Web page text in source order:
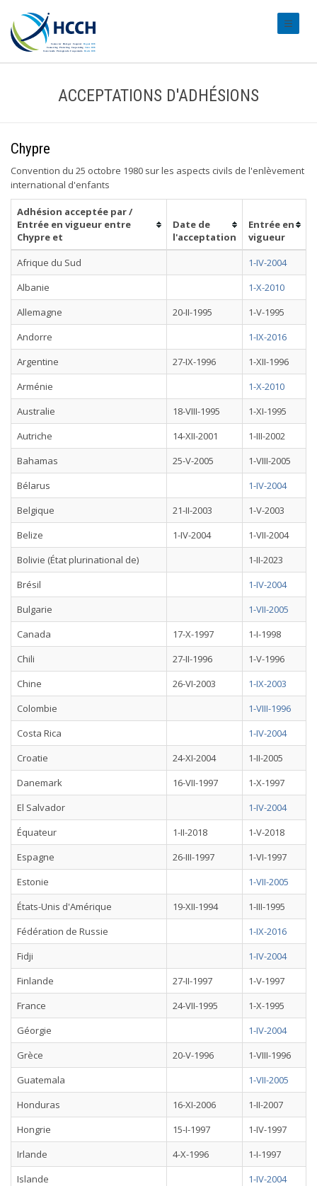
ACCEPTATIONS D'ADHÉSIONS
Chypre
Convention du 25 octobre 1980 sur les aspects civils de l'enlèvement
international d'enfants
Adhésion acceptée par /
Entrée en vigueur entre
Chypre et
Date de
l'acceptation
Entrée en
vigueur
Afrique du Sud
1-IV-2004
Albanie
1-X-2010
Allemagne
20-II-1995
1-V-1995
Andorre
1-IX-2016
Argentine
27-IX-1996
1-XII-1996
Arménie
1-X-2010
Australie
18-VIII-1995
1-XI-1995
Autriche
14-XII-2001
1-III-2002
Bahamas
25-V-2005
1-VIII-2005
Bélarus
1-IV-2004
Belgique
21-II-2003
1-V-2003
Belize
1-IV-2004
1-VII-2004
Bolivie (État plurinational de)
1-II-2023
Brésil
1-IV-2004
Bulgarie
1-VII-2005
Canada
17-X-1997
1-I-1998
Chili
27-II-1996
1-V-1996
Chine
26-VI-2003
1-IX-2003
Colombie
1-VIII-1996
Costa Rica
1-IV-2004
Croatie
24-XI-2004
1-II-2005
Danemark
16-VII-1997
1-X-1997
El Salvador
1-IV-2004
Équateur
1-II-2018
1-V-2018
Espagne
26-III-1997
1-VI-1997
Estonie
1-VII-2005
États-Unis d'Amérique
19-XII-1994
1-III-1995
Fédération de Russie
1-IX-2016
Fidji
1-IV-2004
Finlande
27-II-1997
1-V-1997
France
24-VII-1995
1-X-1995
Géorgie
1-IV-2004
Grèce
20-V-1996
1-VIII-1996
Guatemala
1-VII-2005
Honduras
16-XI-2006
1-II-2007
Hongrie
15-I-1997
1-IV-1997
Irlande
4-X-1996
1-I-1997
Islande
1-IV-2004